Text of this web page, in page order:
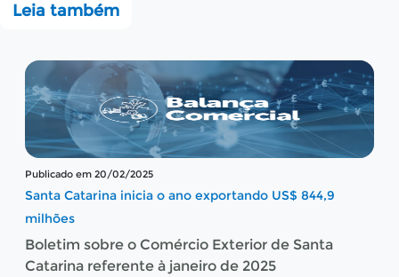
Leia também
Publicado em 20/02/2025
Santa Catarina inicia o ano exportando US$ 844,9
milhões
Boletim sobre o Comércio Exterior de Santa
Catarina referente à janeiro de 2025